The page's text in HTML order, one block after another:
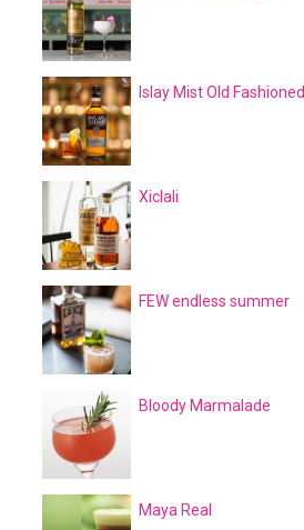
Islay Mist Old Fashioned
Xiclali
FEW endless summer
Bloody Marmalade
Maya Real